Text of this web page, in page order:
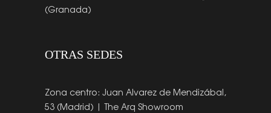
(Granada)
OTRAS SEDES
Zona centro: Juan Alvarez de Mendizábal,
53 (Madrid) | The Arq Showroom